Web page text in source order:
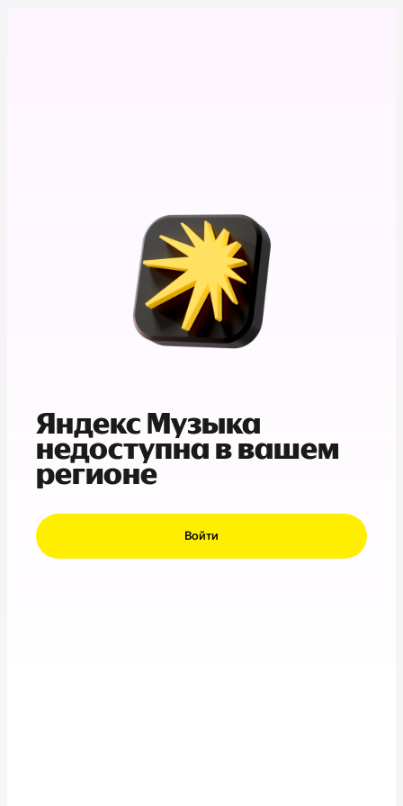
Яндекс Музыка
недоступна в вашем
регионе
Войти